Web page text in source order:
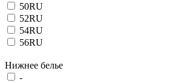
50RU
52RU
54RU
56RU
Нижнее белье
-